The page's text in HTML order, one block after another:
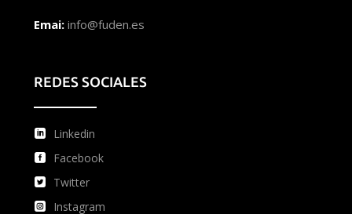
Emai: info@fuden.es
REDES SOCIALES
Linkedin
Facebook
Twitter
Instagram